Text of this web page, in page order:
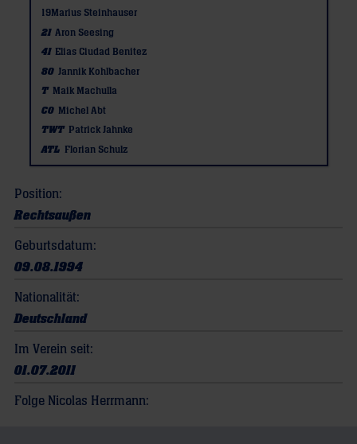
19Marius Steinhauser
21 Aron Seesing
41 Elias Ciudad Benitez
80 Jannik Kohlbacher
T Maik Machulla
CO Michel Abt
TWT Patrick Jahnke
ATL Florian Schulz
Position:
Rechtsaußen
Geburtsdatum:
09.08.1994
Nationalität:
Deutschland
Im Verein seit:
01.07.2011
Folge Nicolas Herrmann: